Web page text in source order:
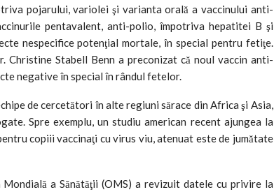
pojarului, variolei şi varianta orală a vaccinului anti-
pentavalent, anti-polio, împotriva hepatitei B şi
nespecifice potenţial mortale, în special pentru fetiţe.
Christine Stabell Benn a preconizat că noul vaccin anti-
negative în special în rândul fetelor.
de cercetători în alte regiuni sărace din Africa şi Asia,
Spre exemplu, un studiu american recent ajungea la
copiii vaccinaţi cu virus viu, atenuat este de jumătate
a Sănătăţii (OMS) a revizuit datele cu privire la